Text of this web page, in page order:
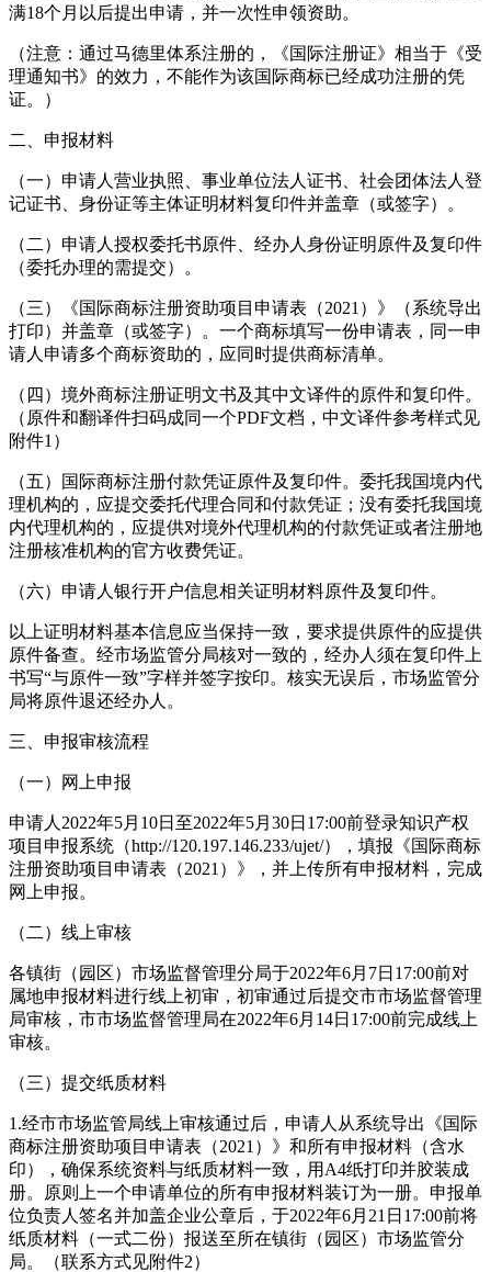
满18个月以后提出申请，并一次性申领资助。
（注意：通过马德里体系注册的，《国际注册证》相当于《受
理通知书》的效力，不能作为该国际商标已经成功注册的凭
证。）
二、申报材料
（一）申请人营业执照、事业单位法人证书、社会团体法人登
记证书、身份证等主体证明材料复印件并盖章（或签字）。
（二）申请人授权委托书原件、经办人身份证明原件及复印件
（委托办理的需提交）。
（三）《国际商标注册资助项目申请表（2021）》（系统导出
打印）并盖章（或签字）。一个商标填写一份申请表，同一申
请人申请多个商标资助的，应同时提供商标清单。
（四）境外商标注册证明文书及其中文译件的原件和复印件。
（原件和翻译件扫码成同一个PDF文档，中文译件参考样式见
附件1）
（五）国际商标注册付款凭证原件及复印件。委托我国境内代
理机构的，应提交委托代理合同和付款凭证；没有委托我国境
内代理机构的，应提供对境外代理机构的付款凭证或者注册地
注册核准机构的官方收费凭证。
（六）申请人银行开户信息相关证明材料原件及复印件。
以上证明材料基本信息应当保持一致，要求提供原件的应提供
原件备查。经市场监管分局核对一致的，经办人须在复印件上
书写“与原件一致”字样并签字按印。核实无误后，市场监管分
局将原件退还经办人。
三、申报审核流程
（一）网上申报
申请人2022年5月10日至2022年5月30日17:00前登录知识产权
项目申报系统（http://120.197.146.233/ujet/），填报《国际商标
注册资助项目申请表（2021）》，并上传所有申报材料，完成
网上申报。
（二）线上审核
各镇街（园区）市场监督管理分局于2022年6月7日17:00前对
属地申报材料进行线上初审，初审通过后提交市市场监督管理
局审核，市市场监督管理局在2022年6月14日17:00前完成线上
审核。
（三）提交纸质材料
1.经市市场监管局线上审核通过后，申请人从系统导出《国际
商标注册资助项目申请表（2021）》和所有申报材料（含水
印），确保系统资料与纸质材料一致，用A4纸打印并胶装成
册。原则上一个申请单位的所有申报材料装订为一册。申报单
位负责人签名并加盖企业公章后，于2022年6月21日17:00前将
纸质材料（一式二份）报送至所在镇街（园区）市场监管分
局。（联系方式见附件2）